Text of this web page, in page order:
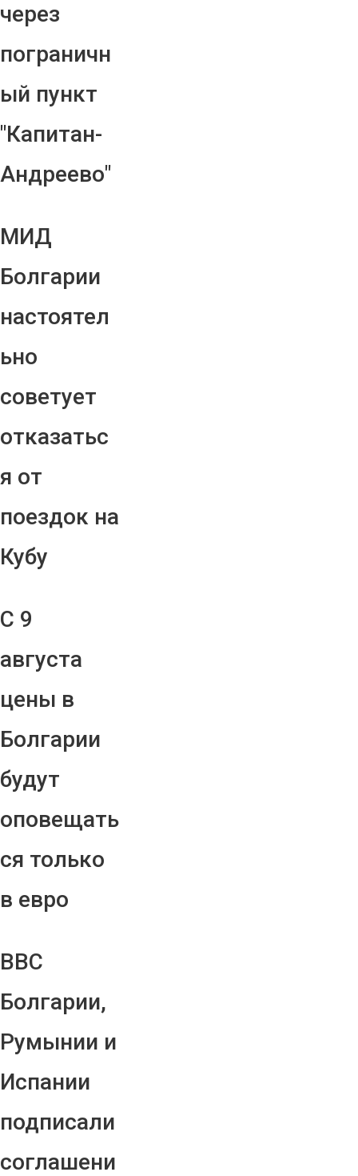
через
пограничн
ый пункт
"Капитан-
Андреево"
МИД
Болгарии
настоятел
ьно
советует
отказатьс
я от
поездок на
Кубу
С 9
августа
цены в
Болгарии
будут
оповещать
ся только
в евро
ВВС
Болгарии,
Румынии и
Испании
подписали
соглашени